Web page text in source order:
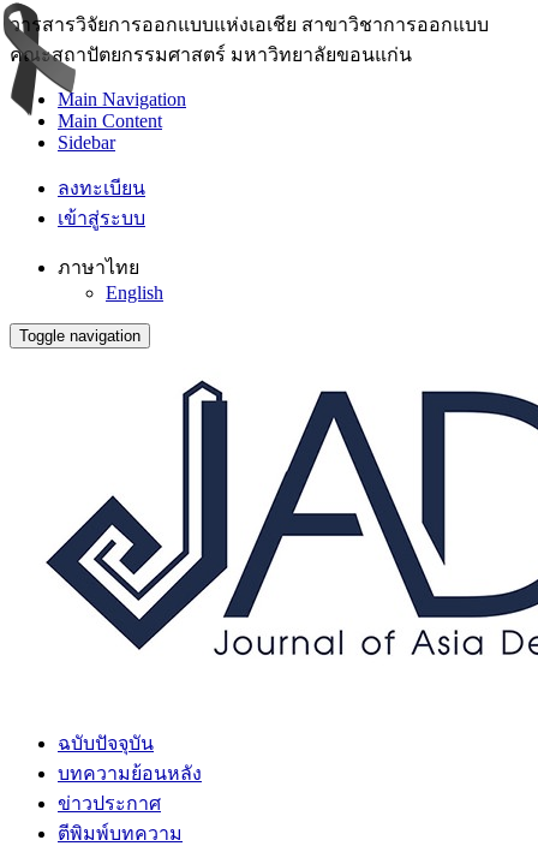
วารสารวิจัยการออกแบบแห่งเอเชีย สาขาวิชาการออกแบบ
คณะสถาปัตยกรรมศาสตร์ มหาวิทยาลัยขอนแก่น
Main Navigation
Main Content
Sidebar
ลงทะเบียน
เข้าสู่ระบบ
ภาษาไทย
English
Toggle navigation
ฉบับปัจจุบัน
บทความย้อนหลัง
ข่าวประกาศ
ตีพิมพ์บทความ